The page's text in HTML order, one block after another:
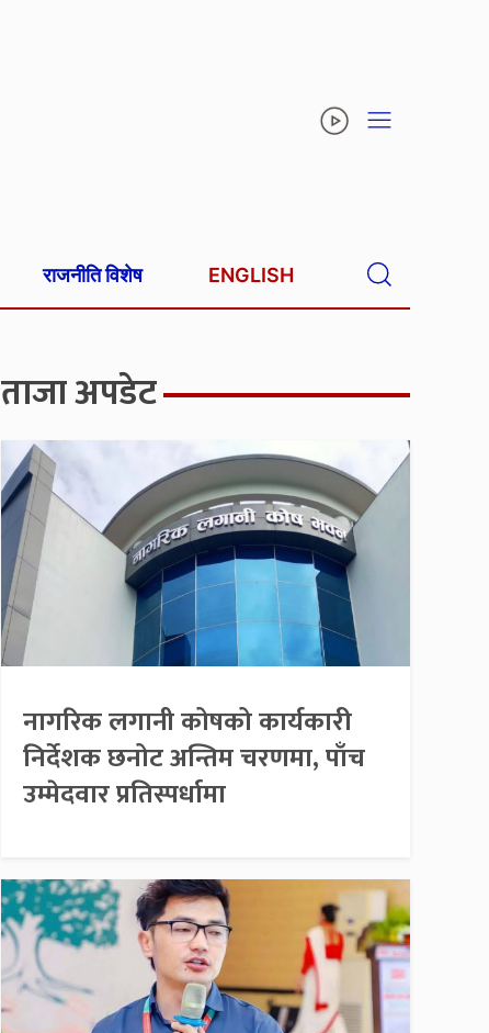
राजनीति विशेष ENGLISH
ताजा अपडेट
नागरिक लगानी कोषको कार्यकारी
निर्देशक छनोट अन्तिम चरणमा, पाँच
उम्मेदवार प्रतिस्पर्धामा